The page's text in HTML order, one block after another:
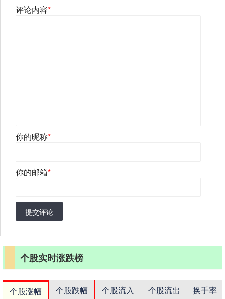
评论内容*
你的昵称*
你的邮箱*
提交评论
个股实时涨跌榜
个股涨幅 个股跌幅 个股流入 个股流出
换手率